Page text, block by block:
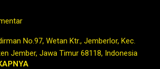
#kopihijau #kopienak
#coffeeaddict #ngopisore
#coffeebeans #coffeelovers
#barista #coffeeholic #kopilokal
No.97, Wetan Ktr., Jemberlor, Kec.
Jember, Jawa Timur 68118, Indonesia